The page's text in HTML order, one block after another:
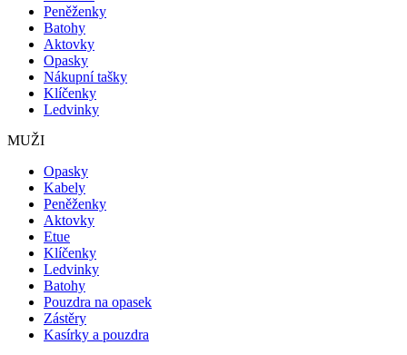
Peněženky
Batohy
Aktovky
Opasky
Nákupní tašky
Klíčenky
Ledvinky
MUŽI
Opasky
Kabely
Peněženky
Aktovky
Etue
Klíčenky
Ledvinky
Batohy
Pouzdra na opasek
Zástěry
Kasírky a pouzdra